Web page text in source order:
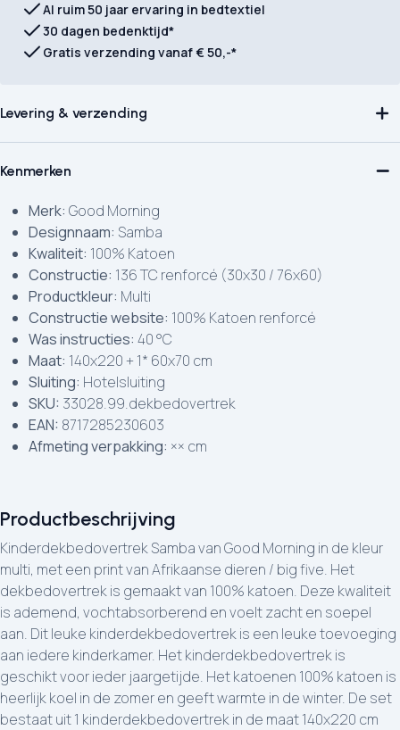
Productbeschrijving
Kinderdekbedovertrek Samba van Good Morning in de kleur
multi, met een print van Afrikaanse dieren / big five. Het
dekbedovertrek is gemaakt van 100% katoen. Deze kwaliteit
is ademend, vochtabsorberend en voelt zacht en soepel
aan. Dit leuke kinderdekbedovertrek is een leuke toevoeging
aan iedere kinderkamer. Het kinderdekbedovertrek is
geschikt voor ieder jaargetijde. Het katoenen 100% katoen is
heerlijk koel in de zomer en geeft warmte in de winter. De set
bestaat uit 1 kinderdekbedovertrek in de maat 140x220 cm
Al ruim 50 jaar ervaring in bedtextiel
30 dagen bedenktijd*
Gratis verzending vanaf € 50,-*
Levering & verzending
Kenmerken
Merk: Good Morning
Designnaam: Samba
Kwaliteit: 100% Katoen
Constructie: 136 TC renforcé (30x30 / 76x60)
Productkleur: Multi
Constructie website: 100% Katoen renforcé
Was instructies: 40 °C
Maat: 140x220 + 1* 60x70 cm
Sluiting: Hotelsluiting
SKU: 33028.99.dekbedovertrek
EAN: 8717285230603
Afmeting verpakking: ×× cm